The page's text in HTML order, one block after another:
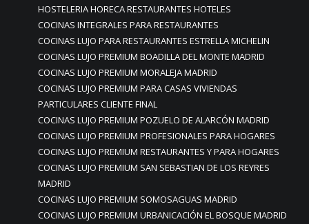
HOSTELERIA HORECA RESTAURANTES HOTELES
COCINAS INTEGRALES PARA RESTAURANTES
COCINAS LUJO PARA RESTAURANTES ESTRELLA MICHELIN
COCINAS LUJO PREMIUM BOADILLA DEL MONTE MADRID
COCINAS LUJO PREMIUM MORALEJA MADRID
COCINAS LUJO PREMIUM PARA CASAS VIVIENDAS
PARTICULARES CLIENTE FINAL
COCINAS LUJO PREMIUM POZUELO DE ALARCÓN MADRID
COCINAS LUJO PREMIUM PROFESIONALES PARA HOGARES
COCINAS LUJO PREMIUM RESTAURANTES Y PARA HOGARES
COCINAS LUJO PREMIUM SAN SEBASTIAN DE LOS REYRES
MADRID
COCINAS LUJO PREMIUM SOMOSAGUAS MADRID
COCINAS LUJO PREMIUM URBANICACIÓN EL BOSQUE MADRID